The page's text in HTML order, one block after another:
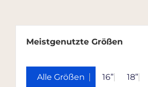
Meistgenutzte Größen
Alle Größen 16” 18”